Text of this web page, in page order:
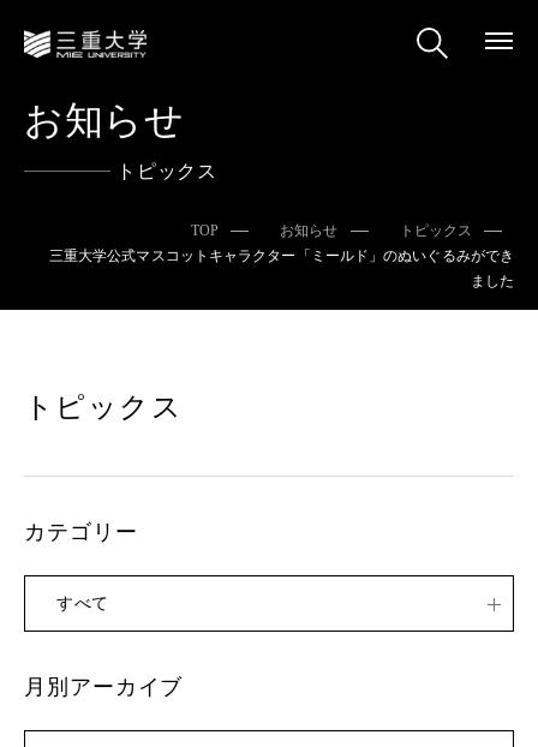
お知らせ
トピックス
TOP お知らせ
トピックス
三重大学公式マスコットキャラクター「ミールド」のぬいぐるみができ
ました
トピックス
カテゴリー
すべて
月別アーカイブ